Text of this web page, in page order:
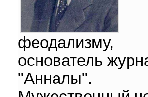
феодализму,
основатель
"Анналы".